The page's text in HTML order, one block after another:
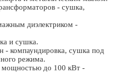
- сушка,
диэлектриком -
и сушка.
- компаундировка, сушка под
режима.
мощностью до 100 кВт -